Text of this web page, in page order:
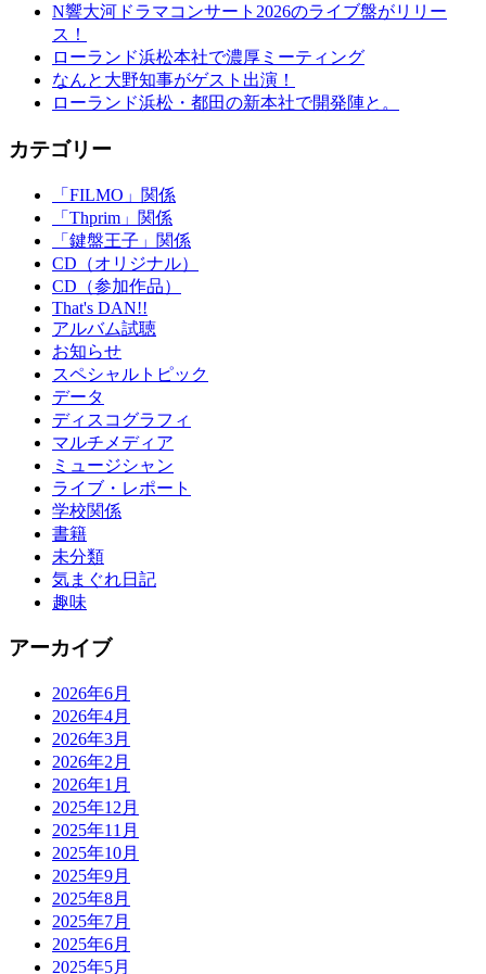
N響大河ドラマコンサート2026のライブ盤がリリー
ス！
ローランド浜松本社で濃厚ミーティング
なんと大野知事がゲスト出演！
ローランド浜松・都田の新本社で開発陣と。
カテゴリー
「FILMO」関係
「Thprim」関係
「鍵盤王子」関係
CD（オリジナル）
CD（参加作品）
That's DAN!!
アルバム試聴
お知らせ
スペシャルトピック
データ
ディスコグラフィ
マルチメディア
ミュージシャン
ライブ・レポート
学校関係
書籍
未分類
気まぐれ日記
趣味
アーカイブ
2026年6月
2026年4月
2026年3月
2026年2月
2026年1月
2025年12月
2025年11月
2025年10月
2025年9月
2025年8月
2025年7月
2025年6月
2025年5月